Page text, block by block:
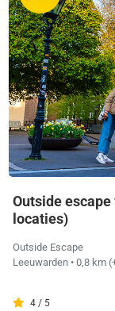
Outside
locaties)
Outside Escape
Leeuwarden • 0,8 km
4 / 5